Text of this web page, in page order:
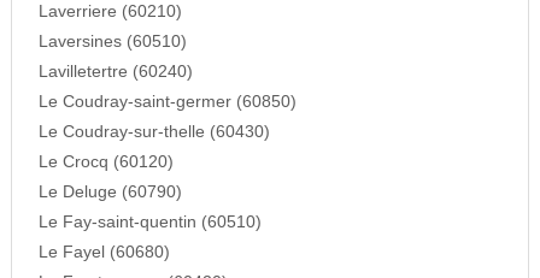
Laverriere (60210)
Laversines (60510)
Lavilletertre (60240)
Le Coudray-saint-germer (60850)
Le Coudray-sur-thelle (60430)
Le Crocq (60120)
Le Deluge (60790)
Le Fay-saint-quentin (60510)
Le Fayel (60680)